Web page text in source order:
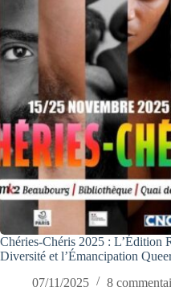
Chéries-Chéris 2025 : L’Édition
Diversité et l’Émancipation
07/11/2025
8